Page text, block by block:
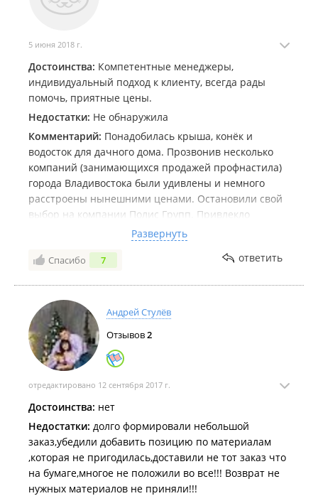
5 июня 2018 г.
Достоинства: Компетентные менеджеры,
индивидуальный подход к клиенту, всегда рады
помочь, приятные цены.
Недостатки: Не обнаружила
Комментарий: Понадобилась крыша, конёк и
водосток для дачного дома. Прозвонив несколько
компаний (занимающихся продажей профнастила)
города Владивостока были удивлены и немного
расстроены нынешними ценами. Остановили свой
выбор на компании Полис Групп. Привлекло
отношение цены и качества, а также понравилось
обслуживание. Дружелюбный менеджер,
проконсультировал нас по всем возникшем
остались всем довольны.
Развернуть
Спасибо 7 ответить
Андрей Стулёв
Отзывов2
отредактировано 12 сентября 2017 г.
Достоинства: нет
Недостатки: долго формировали небольшой
заказ,убедили добавить позицию по материалам
,которая не пригодилась,доставили не тот заказ что
на бумаге,многое не положили во все!!! Возврат не
нужных материалов не приняли!!!